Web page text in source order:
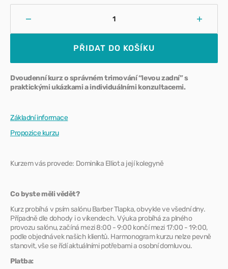
Snížit
množství
KURZ:
Trimování
od
Z
Zvýšit
KURZ:
PŘIDAT DO KOŠÍKU
Dvoudenní kurz o správném trimování “levou zadní” s
praktickými ukázkami a individuálními konzultacemi.
Základní informace
Propozice kurzu
Kurzem vás provede: Dominika Elliot a její kolegyně
Co byste měli vědět?
Kurz probíhá v psím salónu Barber Tlapka, obvykle ve všední dny.
Případně dle dohody i o víkendech. Výuka probíhá za plného
provozu salónu, začíná mezi 8:00 - 9:00 končí mezi 17:00 - 19:00,
podle objednávek našich klientů. Harmonogram kurzu nelze pevně
stanovit, vše se řídí aktuálními potřebami a osobní domluvou.
Platba: